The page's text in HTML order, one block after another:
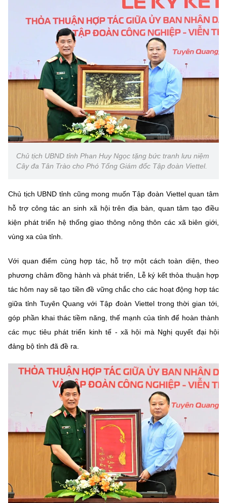
Chủ tịch UBND tỉnh Phan Huy Ngọc tặng bức tranh lưu niệm
Cây đa Tân Trào cho Phó Tổng Giám đốc Tập đoàn Viettel.
Chủ tịch UBND tỉnh cũng mong muốn Tập đoàn Viettel quan tâm
hỗ trợ công tác an sinh xã hội trên địa bàn, quan tâm tạo điều
kiện phát triển hệ thống giao thông nông thôn các xã biên giới,
vùng xa của tỉnh.
Với quan điểm cùng hợp tác, hỗ trợ một cách toàn diện, theo
phương châm đồng hành và phát triển, Lễ ký kết thỏa thuận hợp
tác hôm nay sẽ tạo tiền đề vững chắc cho các hoạt động hợp tác
giữa tỉnh Tuyên Quang với Tập đoàn Viettel trong thời gian tới,
góp phần khai thác tiềm năng, thế mạnh của tỉnh để hoàn thành
các mục tiêu phát triển kinh tế - xã hội mà Nghị quyết đại hội
đảng bộ tỉnh đã đề ra.